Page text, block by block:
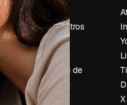
Precios
Sobre nosotros
Reviews
Empleo
Tendencias de
búsqueda
Blog
X